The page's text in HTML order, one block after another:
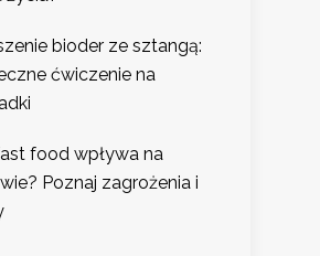
bioder ze sztangą:
ćwiczenie na
food wpływa na
Poznaj zagrożenia i